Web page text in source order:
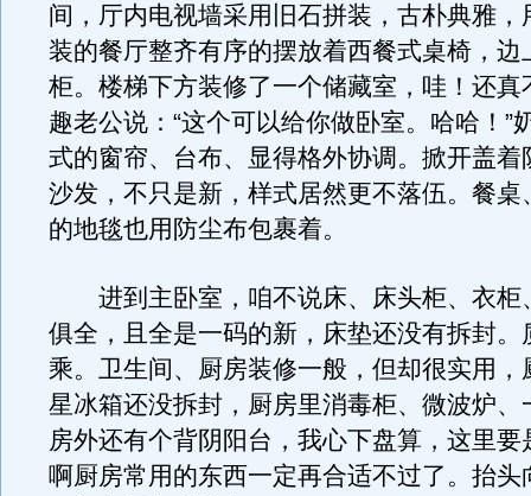
间，厅内电视墙采用旧石拼装，古朴典雅，
装的餐厅整齐有序的摆放着西餐式桌椅，边
柜。楼梯下方装修了一个储藏室，哇！还真
趣老公说：“这个可以给你做卧室。哈哈！”
式的窗帘、台布、显得格外协调。掀开盖着
沙发，不只是新，样式居然更不落伍。餐桌
的地毯也用防尘布包裹着。
进到主卧室，咱不说床、床头柜、衣柜
俱全，且全是一码的新，床垫还没有拆封。
乘。卫生间、厨房装修一般，但却很实用，
星冰箱还没拆封，厨房里消毒柜、微波炉、
房外还有个背阴阳台，我心下盘算，这里要
啊厨房常用的东西一定再合适不过了。抬头